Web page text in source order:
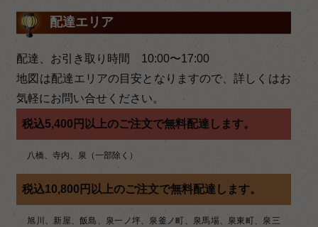
稿
ナ
ビ
ゲ
ー
シ
ョ
ン
配達エリア
配達、お引き取り時間 10:00〜17:00
地図は配達エリアの目安となりますので、詳しくはお
気軽にお問い合せください。
税込5,400円以上のご注文で無料配達します。
八橋、寺内、泉（一部除く）
税込10,800円以上のご注文で無料配達します。
旭川、新屋、飯島、泉一ノ坪、泉釜ノ町、泉馬場、泉東町、泉三